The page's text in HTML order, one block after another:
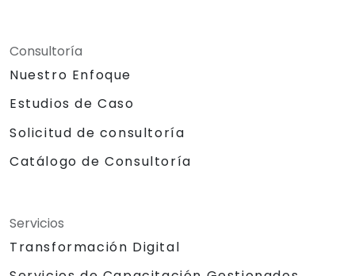
Consultoría
Nuestro Enfoque
Estudios de Caso
Solicitud de consultoría
Catálogo de Consultoría
Servicios
Transformación Digital